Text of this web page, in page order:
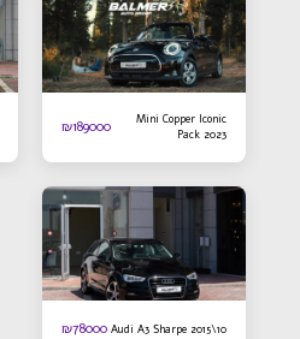
Mini Copper Iconic
Pack 2023
₪189000
Audi A3 Sharpe 2015\10
₪78000